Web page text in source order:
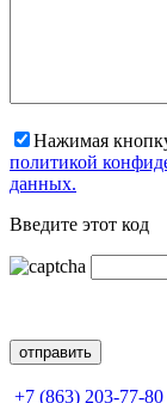
Нажимая
политикой
данных.
Введите этот код
+7 (863) 203-77-80